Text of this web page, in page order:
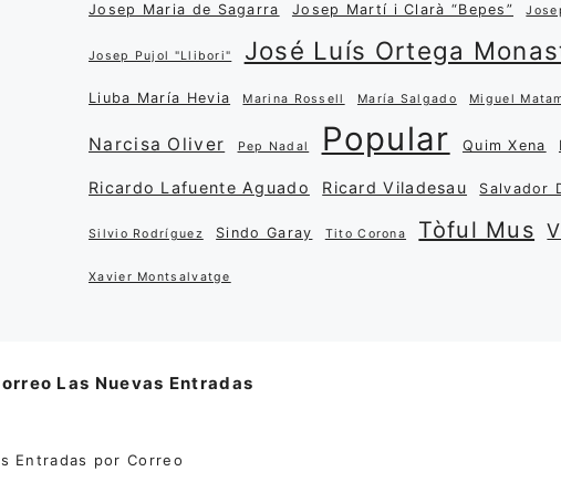
Josep Maria de Sagarra Josep Martí i Clarà “Bepes”
Josep Pujol "Llibori" José Luís Ortega
Liuba María Hevia Marina Rossell María Salgado Miguel
Narcisa Oliver Pep Nadal Popular Quim Xena
Ricardo Lafuente Aguado Ricard Viladesau Salvador
Silvio Rodríguez Sindo Garay Tito Corona Tòful Mus
Xavier Montsalvatge
Las Nuevas Entradas
Entradas por Correo